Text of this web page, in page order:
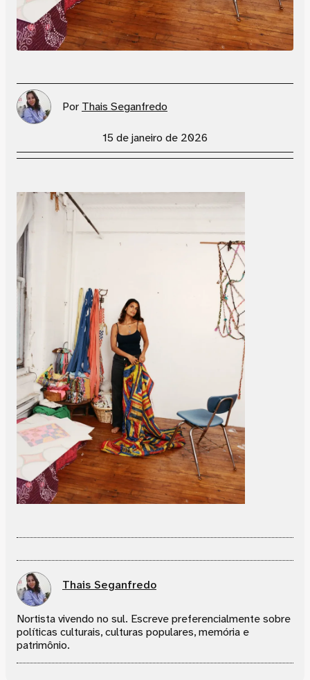
Por Thais Seganfredo
15 de janeiro de 2026
Thais Seganfredo
Nortista vivendo no sul. Escreve preferencialmente sobre
políticas culturais, culturas populares, memória e
patrimônio.